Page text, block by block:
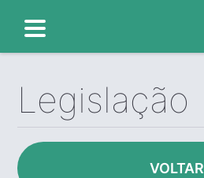
Legislação
VOLTAR